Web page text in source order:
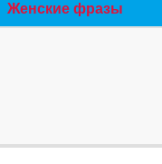
Женские фразы